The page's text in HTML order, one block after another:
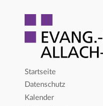
Startseite
Datenschutz
Kalender